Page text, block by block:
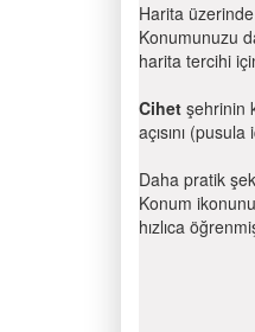
Harita
Konumunuzu
harita tercihi
Cihet şehrinin
açısını
Daha pratik
Konum
hızlıca